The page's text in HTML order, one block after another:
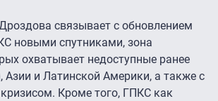
связывает с обновлением
новыми спутниками, зона
охватывает недоступные ранее
Азии и Латинской Америки, а также с
Кроме того, ГПКС как